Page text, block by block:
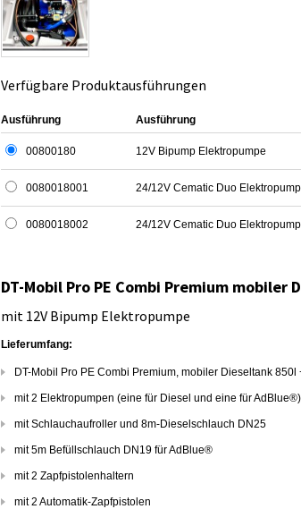
Verfügbare Produktausführungen
Ausführung Ausführung
00800180 12V Bipump Elektropumpe
0080018001 24/12V Cematic Duo
0080018002 24/12V Cematic Duo
DT-Mobil Pro PE Combi Premium
mit 12V Bipump Elektropumpe
Lieferumfang:
DT-Mobil Pro PE Combi Premium, mobiler Dieseltank
mit 2 Elektropumpen (eine für Diesel und eine für AdBlue®)
mit Schlauchaufroller und 8m-Dieselschlauch DN25
mit 5m Befüllschlauch DN19 für AdBlue®
mit 2 Zapfpistolenhaltern
mit 2 Automatik-Zapfpistolen